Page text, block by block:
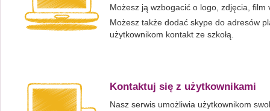
Możesz ją wzbogacić o logo, zdjęcia, film
Możesz także dodać skype do adresów
użytkownikom kontakt ze szkołą.
Kontaktuj się z użytkownikami
Nasz serwis umożliwia użytkownikom